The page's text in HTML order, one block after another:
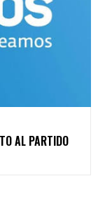
AL PARTIDO